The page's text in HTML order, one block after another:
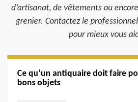
d’artisanat, de vêtements ou
grenier. Contactez le
pour mieux vous
Ce qu’un antiquaire doit faire
bons objets